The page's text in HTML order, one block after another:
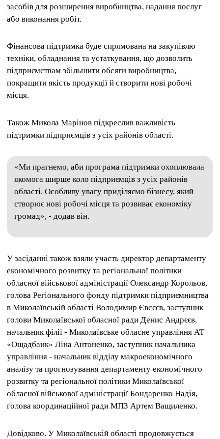
засобів для розширення виробництва, надання послуг
або виконання робіт.
Фінансова підтримка буде спрямована на закупівлю
техніки, обладнання та устаткування, що дозволить
підприємствам збільшити обсяги виробництва,
покращити якість продукції й створити нові робочі
місця.
Також Микола Марінов підкреслив важливість
підтримки підприємців з усіх районів області.
«Ми прагнемо, аби програма підтримки охоплювала
якомога ширше коло підприємців з усіх районів
області. Особливу увагу приділяємо бізнесу, який
створює нові робочі місця та розвиває економіку
громад», - додав він.
У засіданні також взяли участь директор департаменту
економічного розвитку та регіональної політики
обласної військової адміністрації Олександр Корольов,
голова Регіонального фонду підтримки підприємництва
в Миколаївській області Володимир Євсєєв, заступник
голови Миколаївської обласної ради Денис Андрєєв,
начальник філії - Миколаївське обласне управління АТ
«Ощадбанк» Ліна Антоненко, заступник начальника
управління - начальник відділу макроекономічного
аналізу та прогнозування департаменту економічного
розвитку та регіональної політики Миколаївської
обласної військової адміністрації Бондаренко Надія,
голова координаційної ради МПЗ Артем Ващиленко.
Довідково. У Миколаївській області продовжується